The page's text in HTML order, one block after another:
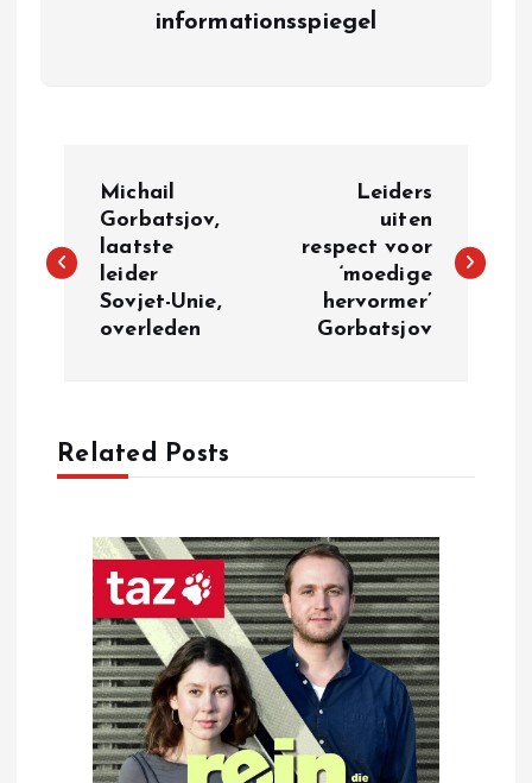
informationsspiegel
s
a
Michail
Gorbatsjov,
laatste
leider
Sovjet-Unie,
overleden
Leiders
uiten
respect voor
‘moedige
hervormer’
Gorbatsjov
Related Posts